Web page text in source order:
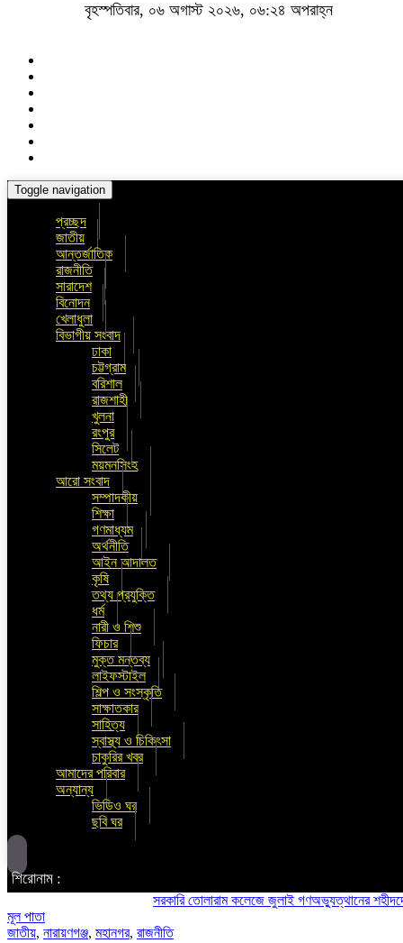
বৃহস্পতিবার, ০৬ অগাস্ট ২০২৬, ০৬:২৪ অপরাহ্ন
Toggle navigation
প্রচ্ছদ
জাতীয়
আন্তর্জাতিক
রাজনীতি
সারাদেশ
বিনোদন
খেলাধুলা
বিভাগীয় সংবাদ
ঢাকা
চট্টগ্রাম
বরিশাল
রাজশাহী
খুলনা
রংপুর
সিলেট
ময়মনসিংহ
আরো সংবাদ
সম্পাদকীয়
শিক্ষা
গণমাধ্যম
অর্থনীতি
আইন আদালত
কৃষি
তথ্য প্রযুক্তি
ধর্ম
নারী ও শিশু
ফিচার
মুক্ত মন্তব্য
লাইফস্টাইল
শিল্প ও সংস্কৃতি
সাক্ষাতকার
সাহিত্য
স্বাস্থ্য ও চিকিৎসা
চাকুরির খবর
আমাদের পরিবার
অন্যান্য
ভিডিও ঘর
ছবি ঘর
শিরোনাম :
সরকারি তোলারাম কলেজে জুলাই গণঅভ্যুত্থানের শহীদদের
মূল পাতা
জাতীয়, নারায়ণগঞ্জ, মহানগর, রাজনীতি